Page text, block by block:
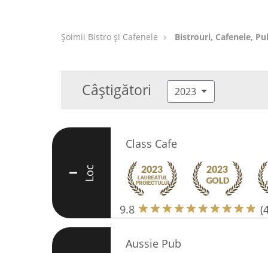
Șoimii Bistro și Cafenele Bistrouri, Cafenele,
Câștigători 2023
I Loc
Class Cafe
9.8
Aussie Pub